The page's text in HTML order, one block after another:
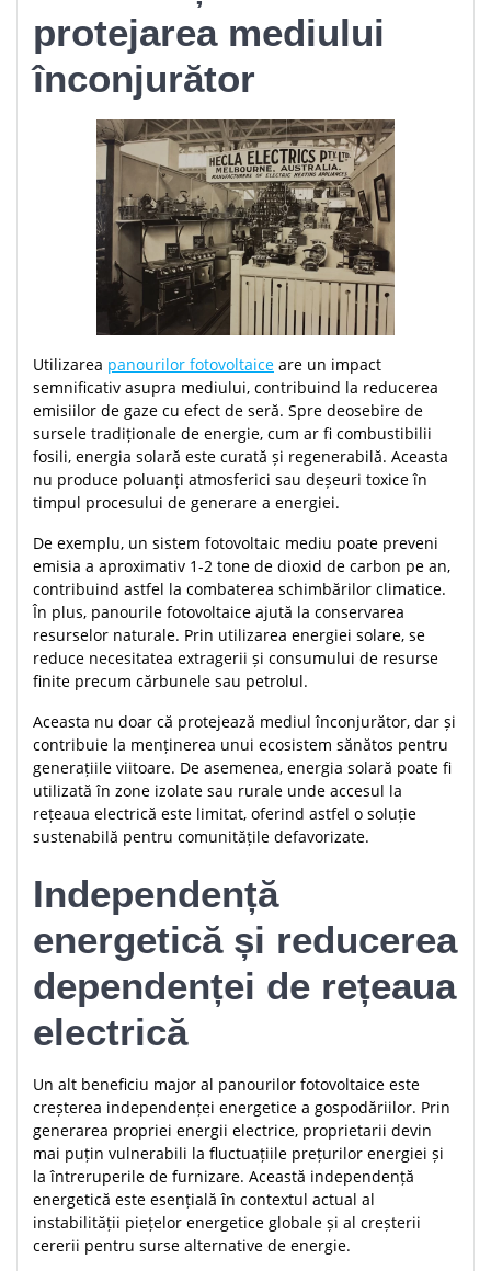
protejarea mediului
înconjurător
Utilizarea panourilor fotovoltaice are un impact
semnificativ asupra mediului, contribuind la reducerea
emisiilor de gaze cu efect de seră. Spre deosebire de
sursele tradiționale de energie, cum ar fi combustibilii
fosili, energia solară este curată și regenerabilă. Aceasta
nu produce poluanți atmosferici sau deșeuri toxice în
timpul procesului de generare a energiei.
De exemplu, un sistem fotovoltaic mediu poate preveni
emisia a aproximativ 1-2 tone de dioxid de carbon pe an,
contribuind astfel la combaterea schimbărilor climatice.
În plus, panourile fotovoltaice ajută la conservarea
resurselor naturale. Prin utilizarea energiei solare, se
reduce necesitatea extragerii și consumului de resurse
finite precum cărbunele sau petrolul.
Aceasta nu doar că protejează mediul înconjurător, dar și
contribuie la menținerea unui ecosistem sănătos pentru
generațiile viitoare. De asemenea, energia solară poate fi
utilizată în zone izolate sau rurale unde accesul la
rețeaua electrică este limitat, oferind astfel o soluție
sustenabilă pentru comunitățile defavorizate.
Independență
energetică și reducerea
dependenței de rețeaua
electrică
Un alt beneficiu major al panourilor fotovoltaice este
creșterea independenței energetice a gospodăriilor. Prin
generarea propriei energii electrice, proprietarii devin
mai puțin vulnerabili la fluctuațiile prețurilor energiei și
la întreruperile de furnizare. Această independență
energetică este esențială în contextul actual al
instabilității piețelor energetice globale și al creșterii
cererii pentru surse alternative de energie.